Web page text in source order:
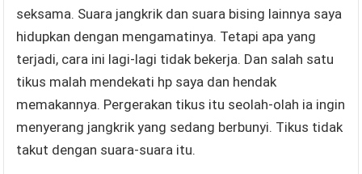
seksama. Suara jangkrik dan suara bising lainnya saya
hidupkan dengan mengamatinya. Tetapi apa yang
terjadi, cara ini lagi-lagi tidak bekerja. Dan salah satu
tikus malah mendekati hp saya dan hendak
memakannya. Pergerakan tikus itu seolah-olah ia ingin
menyerang jangkrik yang sedang berbunyi. Tikus tidak
takut dengan suara-suara itu.